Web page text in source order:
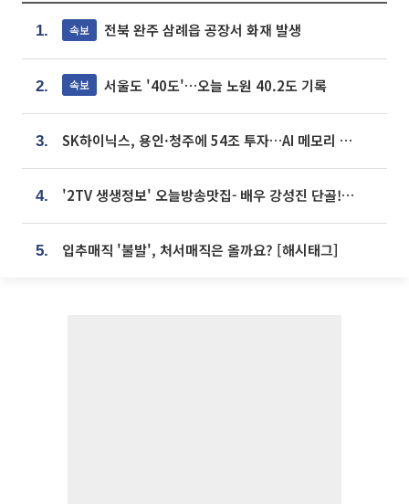
1. 속보 전북 완주 삼례읍 공장서 화재 발생
2. 속보 서울도 '40도'…오늘 노원 40.2도 기록
3. SK하이닉스, 용인·청주에 54조 투자…AI 메모리 생산기지 키운다
4. '2TV 생생정보' 오늘방송맛집- 배우 강성진 단골! 쌀국수ㆍ푸팟퐁 커리 맛집 '블○○○'
5. 입추매직 '불발', 처서매직은 올까요? [해시태그]